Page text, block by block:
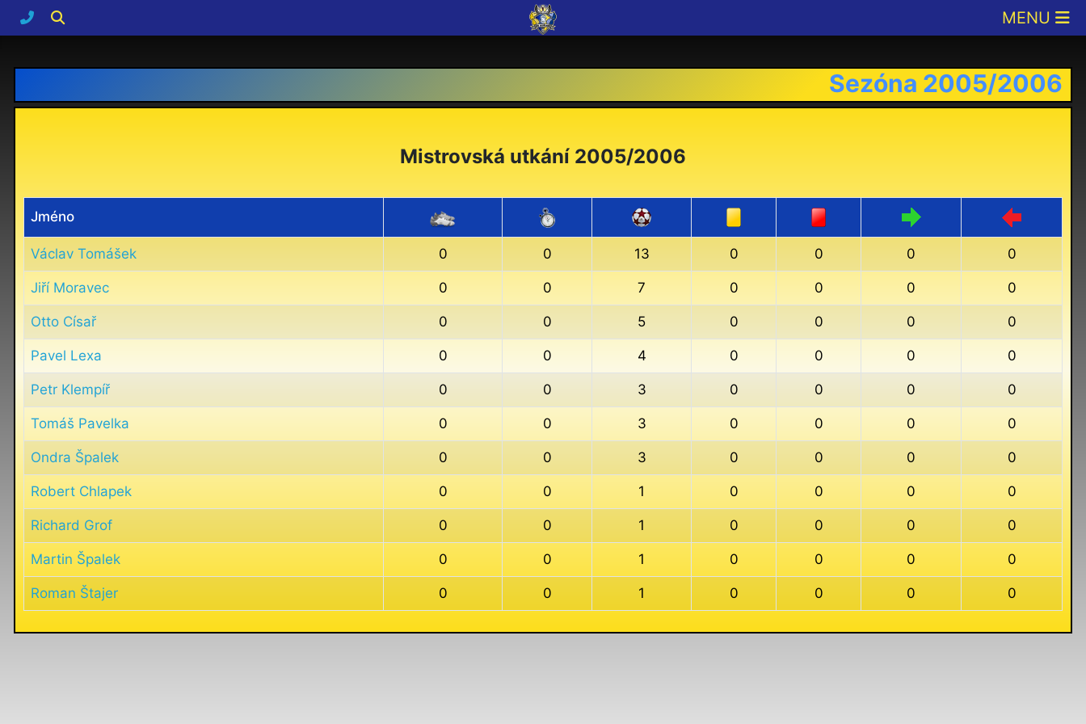
Sezóna 2005/2006
Mistrovská utkání 2005/2006
Jméno
Václav Tomášek 0 0 13 0 0 0 0
Jiří Moravec 0 0 7 0 0 0 0
Otto Císař 0 0 5 0 0 0 0
Pavel Lexa 0 0 4 0 0 0 0
Petr Klempíř 0 0 3 0 0 0 0
Tomáš Pavelka 0 0 3 0 0 0 0
Ondra Špalek 0 0 3 0 0 0 0
Robert Chlapek 0 0 1 0 0 0 0
Richard Grof 0 0 1 0 0 0 0
Martin Špalek 0 0 1 0 0 0 0
Roman Štajer 0 0 1 0 0 0 0